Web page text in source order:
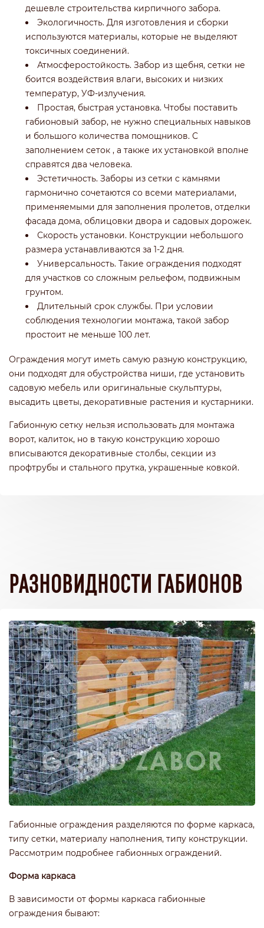
дешевле строительства кирпичного забора.
Экологичность. Для изготовления и сборки
используются материалы, которые не выделяют
токсичных соединений.
Атмосферостойкость. Забор из щебня, сетки не
боится воздействия влаги, высоких и низких
температур, УФ-излучения.
Простая, быстрая установка. Чтобы поставить
габионовый забор, не нужно специальных навыков
и большого количества помощников. С
заполнением сеток , а также их установкой вполне
справятся два человека.
Эстетичность. Заборы из сетки с камнями
гармонично сочетаются со всеми материалами,
применяемыми для заполнения пролетов, отделки
фасада дома, облицовки двора и садовых дорожек.
Скорость установки. Конструкции небольшого
размера устанавливаются за 1-2 дня.
Универсальность. Такие ограждения подходят
для участков со сложным рельефом, подвижным
грунтом.
Длительный срок службы. При условии
соблюдения технологии монтажа, такой забор
простоит не меньше 100 лет.
Ограждения могут иметь самую разную конструкцию,
они подходят для обустройства ниши, где установить
садовую мебель или оригинальные скульптуры,
высадить цветы, декоративные растения и кустарники.
Габионную сетку нельзя использовать для монтажа
ворот, калиток, но в такую конструкцию хорошо
вписываются декоративные столбы, секции из
профтрубы и стального прутка, украшенные ковкой.
РАЗНОВИДНОСТИ ГАБИОНОВ
Габионные ограждения разделяются по форме каркаса,
типу сетки, материалу наполнения, типу конструкции.
Рассмотрим подробнее габионных ограждений.
Форма каркаса
В зависимости от формы каркаса габионные
ограждения бывают: